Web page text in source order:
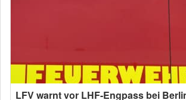
LFV warnt vor LHF-Engpass bei